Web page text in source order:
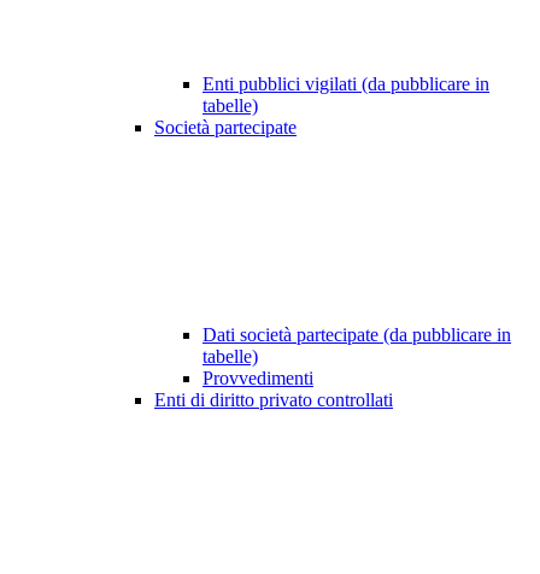
Enti pubblici vigilati (da pubblicare in
tabelle)
Società partecipate
Dati società partecipate (da pubblicare in
tabelle)
Provvedimenti
Enti di diritto privato controllati